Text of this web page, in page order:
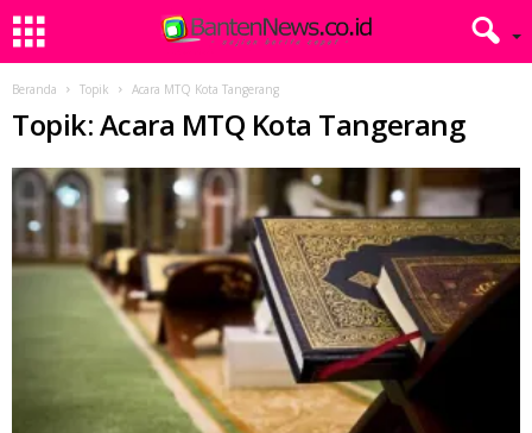
Beranda Topik Acara MTQ Kota Tangerang
Topik: Acara MTQ Kota Tangerang